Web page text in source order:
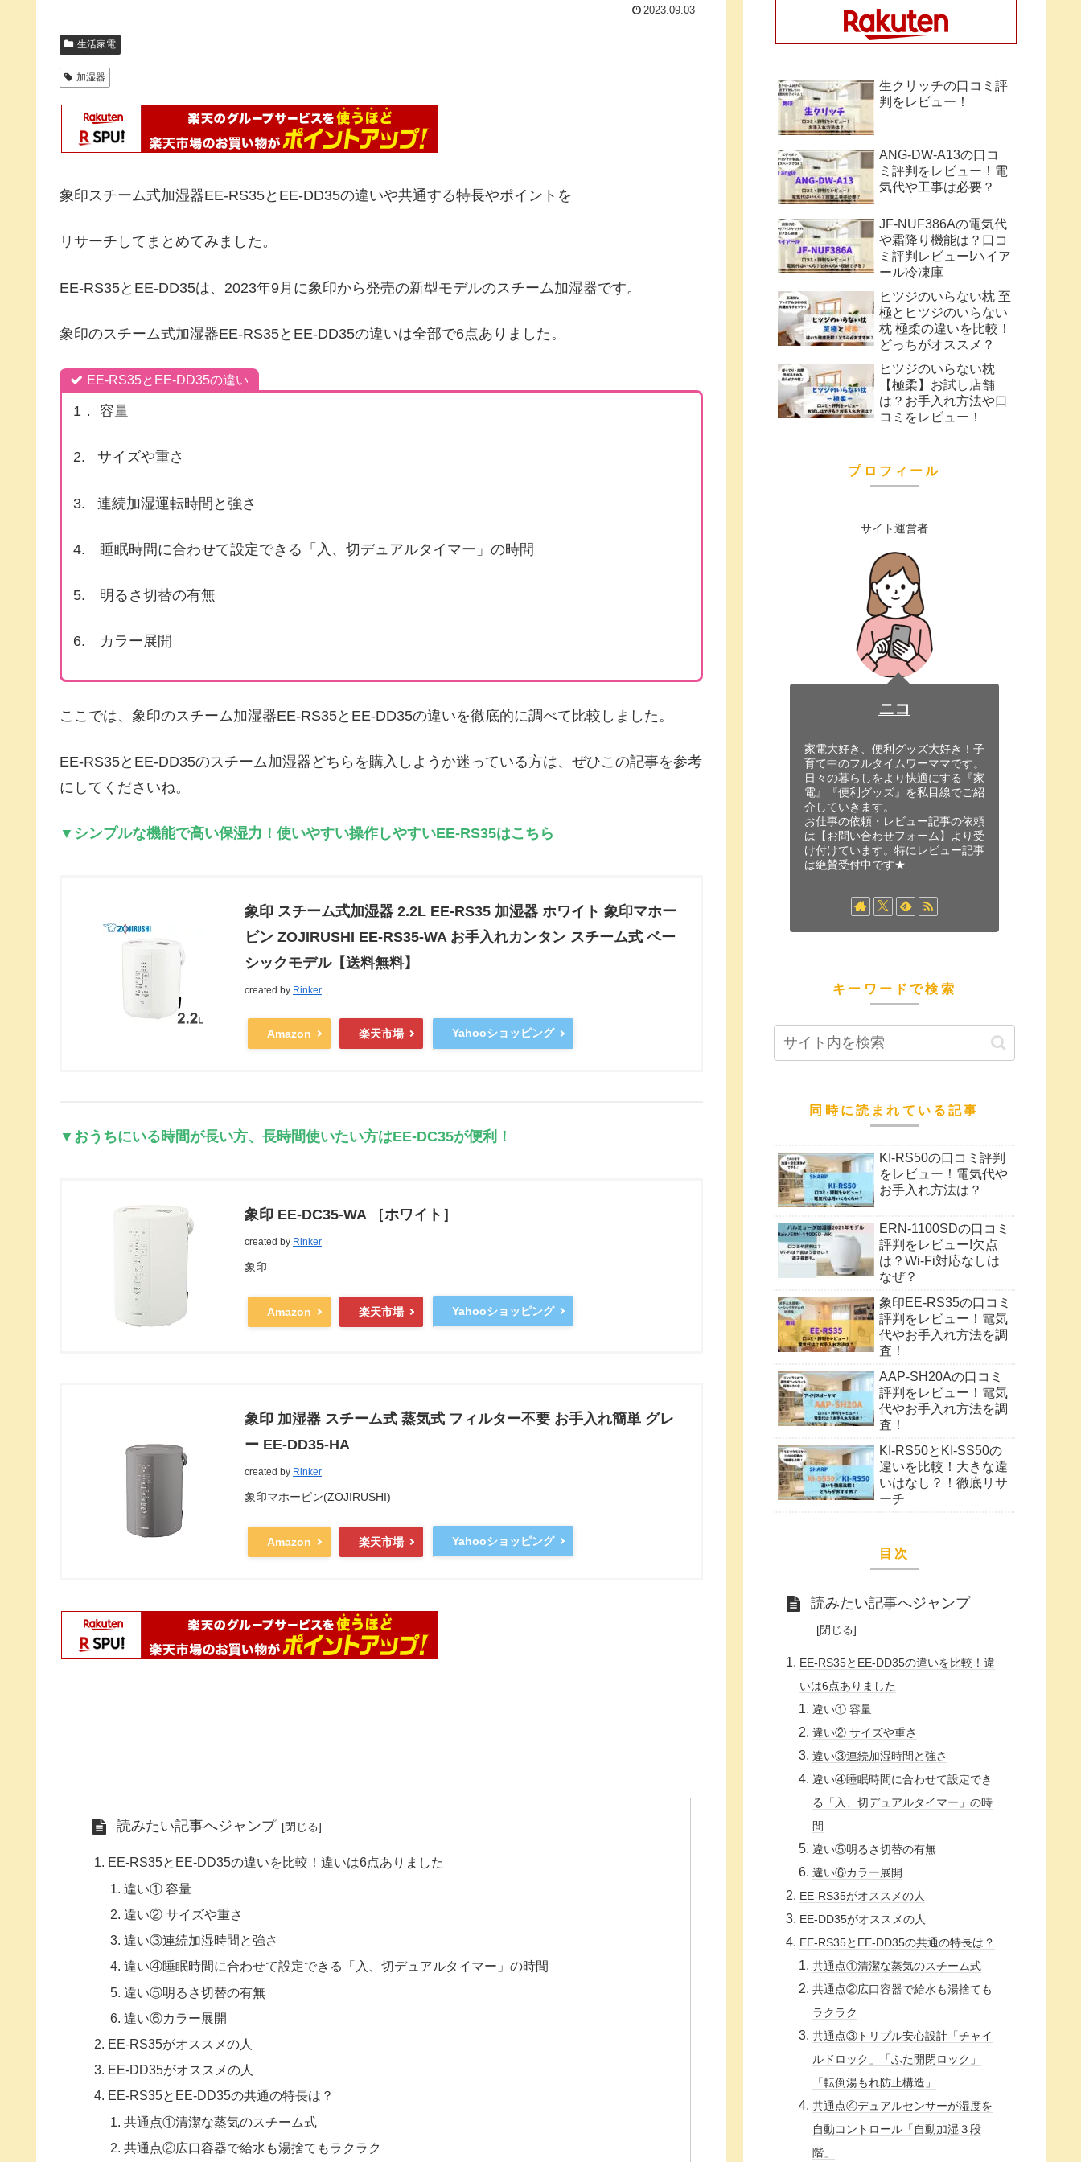
2023.09.03
生活家電
加湿器
象印スチーム式加湿器EE-RS35とEE-DD35の違いや共通する特長やポイントを
リサーチしてまとめてみました。
EE-RS35とEE-DD35は、2023年9月に象印から発売の新型モデルのスチーム加湿器です。
象印のスチーム式加湿器EE-RS35とEE-DD35の違いは全部で6点ありました。
EE-RS35とEE-DD35の違い
1． 容量
2. サイズや重さ
3. 連続加湿運転時間と強さ
4. 睡眠時間に合わせて設定できる「入、切デュアルタイマー」の時間
5. 明るさ切替の有無
6. カラー展開
ここでは、象印のスチーム加湿器EE-RS35とEE-DD35の違いを徹底的に調べて比較しました。
EE-RS35とEE-DD35のスチーム加湿器どちらを購入しようか迷っている方は、ぜひこの記事を参考
にしてくださいね。
▼シンプルな機能で高い保湿力！使いやすい操作しやすいEE-RS35はこちら
象印 スチーム式加湿器 2.2L EE-RS35 加湿器 ホワイト 象印マホー
ビン ZOJIRUSHI EE-RS35-WA お手入れカンタン スチーム式 ベー
シックモデル【送料無料】
created by Rinker
Amazon 楽天市場 Yahooショッピング
▼おうちにいる時間が長い方、長時間使いたい方はEE-DC35が便利！
象印 EE-DC35-WA ［ホワイト］
created by Rinker
象印
Amazon 楽天市場 Yahooショッピング
象印 加湿器 スチーム式 蒸気式 フィルター不要 お手入れ簡単 グレ
ー EE-DD35-HA
created by Rinker
象印マホービン(ZOJIRUSHI)
Amazon 楽天市場 Yahooショッピング
読みたい記事へジャンプ
EE-RS35とEE-DD35の違いを比較！違いは6点ありました
違い① 容量
違い② サイズや重さ
違い③連続加湿時間と強さ
違い④睡眠時間に合わせて設定できる「入、切デュアルタイマー」の時間
違い⑤明るさ切替の有無
違い⑥カラー展開
EE-RS35がオススメの人
EE-DD35がオススメの人
EE-RS35とEE-DD35の共通の特長は？
共通点①清潔な蒸気のスチーム式
共通点②広口容器で給水も湯捨てもラクラク
生クリッチの口コミ評
判をレビュー！
ANG-DW-A13の口コ
ミ評判をレビュー！電
気代や工事は必要？
JF-NUF386Aの電気代
や霜降り機能は？口コ
ミ評判レビュー!ハイア
ール冷凍庫
ヒツジのいらない枕 至
極とヒツジのいらない
枕 極柔の違いを比較！
どっちがオススメ？
ヒツジのいらない枕
【極柔】お試し店舗
は？お手入れ方法や口
コミをレビュー！
プロフィール
サイト運営者
ニコ
家電大好き、便利グッズ大好き！子
育て中のフルタイムワーママです。
日々の暮らしをより快適にする『家
電』『便利グッズ』を私目線でご紹
介していきます。
お仕事の依頼・レビュー記事の依頼
は【お問い合わせフォーム】より受
け付けています。特にレビュー記事
は絶賛受付中です★
キーワードで検索
同時に読まれている記事
KI-RS50の口コミ評判
をレビュー！電気代や
お手入れ方法は？
ERN-1100SDの口コミ
評判をレビュー!欠点
は？Wi-Fi対応なしは
なぜ？
象印EE-RS35の口コミ
評判をレビュー！電気
代やお手入れ方法を調
査！
AAP-SH20Aの口コミ
評判をレビュー！電気
代やお手入れ方法を調
査！
KI-RS50とKI-SS50の
違いを比較！大きな違
いはなし？！徹底リサ
ーチ
目次
読みたい記事へジャンプ
EE-RS35とEE-DD35の違いを比較！違
いは6点ありました
違い① 容量
違い② サイズや重さ
違い③連続加湿時間と強さ
違い④睡眠時間に合わせて設定でき
る「入、切デュアルタイマー」の時
間
違い⑤明るさ切替の有無
違い⑥カラー展開
EE-RS35がオススメの人
EE-DD35がオススメの人
EE-RS35とEE-DD35の共通の特長は？
共通点①清潔な蒸気のスチーム式
共通点②広口容器で給水も湯捨ても
ラクラク
共通点③トリプル安心設計「チャイ
ルドロック」「ふた開閉ロック」
「転倒湯もれ防止構造」
共通点④デュアルセンサーが湿度を
自動コントロール「自動加湿３段
階」